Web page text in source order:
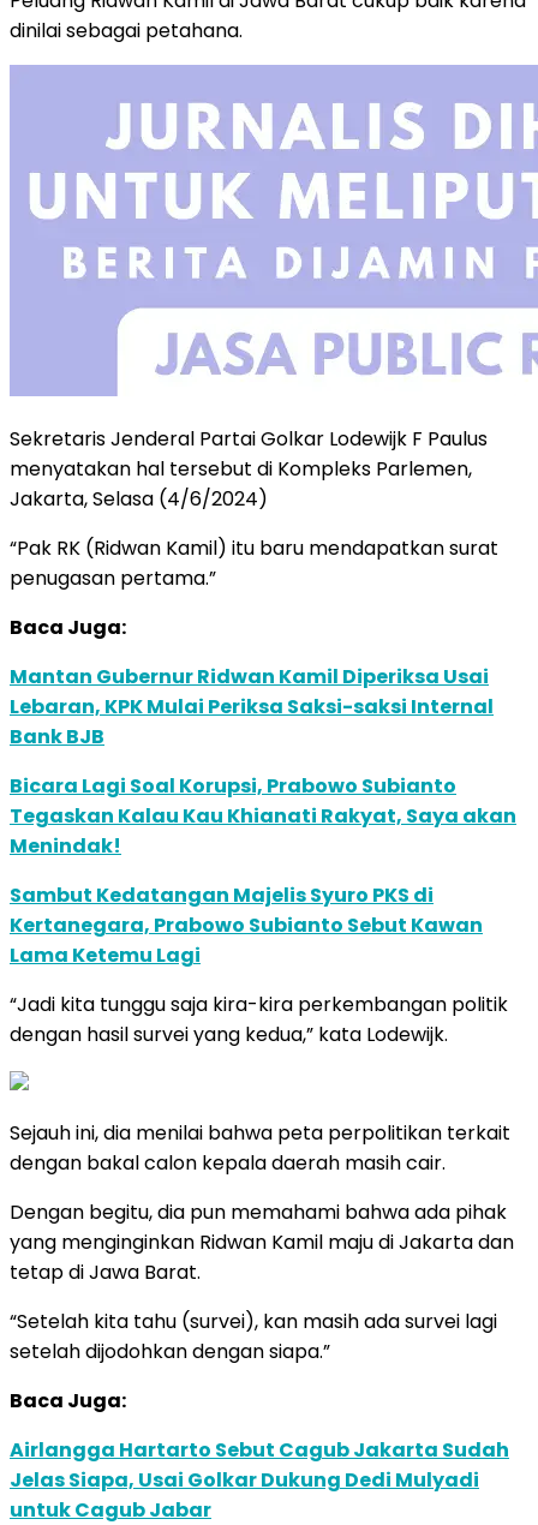
dinilai sebagai petahana.
Sekretaris Jenderal Partai Golkar Lodewijk F Paulus
menyatakan hal tersebut di Kompleks Parlemen,
Jakarta, Selasa (4/6/2024)
“Pak RK (Ridwan Kamil) itu baru mendapatkan surat
penugasan pertama.”
Baca Juga:
Mantan Gubernur Ridwan Kamil Diperiksa Usai
Lebaran, KPK Mulai Periksa Saksi-saksi Internal
Bank BJB
Bicara Lagi Soal Korupsi, Prabowo Subianto
Tegaskan Kalau Kau Khianati Rakyat, Saya akan
Menindak!
Sambut Kedatangan Majelis Syuro PKS di
Kertanegara, Prabowo Subianto Sebut Kawan
Lama Ketemu Lagi
“Jadi kita tunggu saja kira-kira perkembangan politik
dengan hasil survei yang kedua,” kata Lodewijk.
Sejauh ini, dia menilai bahwa peta perpolitikan terkait
dengan bakal calon kepala daerah masih cair.
Dengan begitu, dia pun memahami bahwa ada pihak
yang menginginkan Ridwan Kamil maju di Jakarta dan
tetap di Jawa Barat.
“Setelah kita tahu (survei), kan masih ada survei lagi
setelah dijodohkan dengan siapa.”
Baca Juga:
Airlangga Hartarto Sebut Cagub Jakarta Sudah
Jelas Siapa, Usai Golkar Dukung Dedi Mulyadi
untuk Cagub Jabar